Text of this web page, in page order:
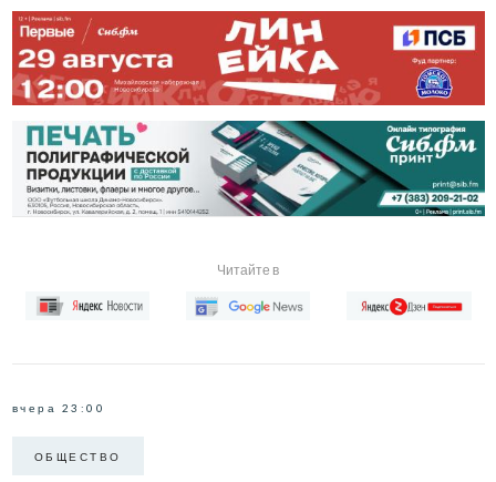
Читайте в
вчера 23:00
ОБЩЕСТВО